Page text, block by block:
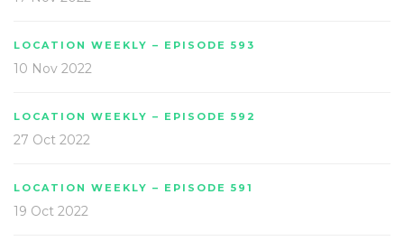
LOCATION WEEKLY – EPISODE 593
10 Nov 2022
LOCATION WEEKLY – EPISODE 592
27 Oct 2022
LOCATION WEEKLY – EPISODE 591
19 Oct 2022